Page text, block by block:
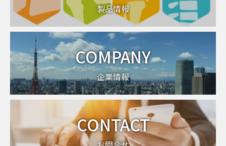
製品情報
COMPANY
企業情報
CONTACT